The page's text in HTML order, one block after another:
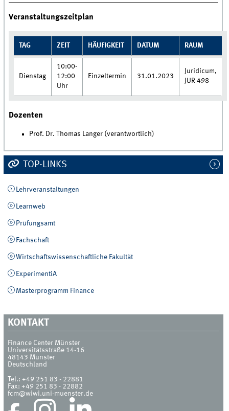
Veranstaltungszeitplan
TAG ZEIT HÄUFIGKEIT DATUM RAUM
Dienstag
10:00-
12:00
Uhr
Einzeltermin 31.01.2023
Juridicum,
JUR 498
Dozenten
Prof. Dr. Thomas Langer (verantwortlich)
TOP-LINKS
Lehrveranstaltungen
Learnweb
Prüfungsamt
Fachschaft
Wirtschaftswissenschaftliche Fakultät
ExperimentiA
Masterprogramm Finance
KONTAKT
Finance Center Münster
Universitätsstraße 14-16
48143 Münster
Deutschland
Tel.:+49 251 83 - 22881
Fax:+49 251 83 - 22882
fcm@wiwi.uni-muenster.de